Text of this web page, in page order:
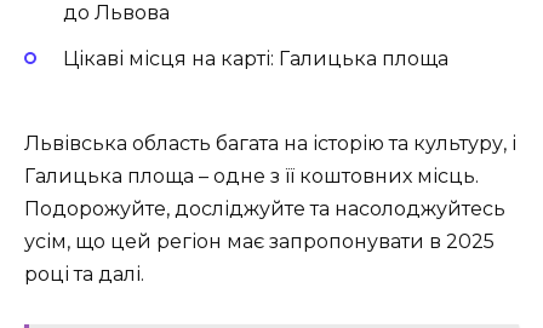
до Львова
Цікаві місця на карті: Галицька площа
Львівська область багата на історію та культуру, і
Галицька площа – одне з її коштовних місць.
Подорожуйте, досліджуйте та насолоджуйтесь
усім, що цей регіон має запропонувати в 2025
році та далі.